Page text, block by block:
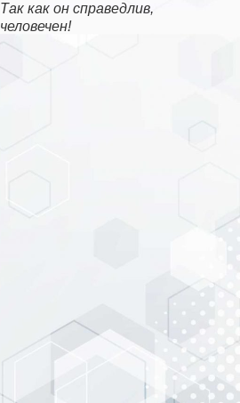
Так как он справедлив,
человечен!